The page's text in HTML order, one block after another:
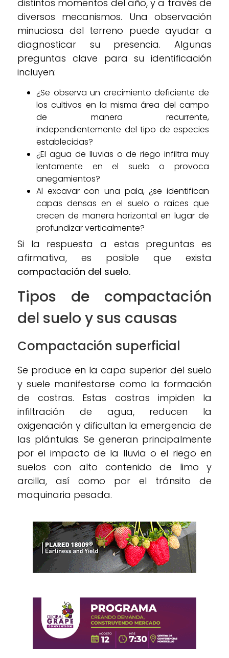
distintos momentos del año, y a través de
diversos mecanismos. Una observación
minuciosa del terreno puede ayudar a
diagnosticar su presencia. Algunas
preguntas clave para su identificación
incluyen:
¿Se observa un crecimiento deficiente de
los cultivos en la misma área del campo
de manera recurrente,
independientemente del tipo de especies
establecidas?
¿El agua de lluvias o de riego infiltra muy
lentamente en el suelo o provoca
anegamientos?
Al excavar con una pala, ¿se identifican
capas densas en el suelo o raíces que
crecen de manera horizontal en lugar de
profundizar verticalmente?
Si la respuesta a estas preguntas es
afirmativa, es posible que exista
compactación del suelo.
Tipos de compactación
del suelo y sus causas
Compactación superficial
Se produce en la capa superior del suelo
y suele manifestarse como la formación
de costras. Estas costras impiden la
infiltración de agua, reducen la
oxigenación y dificultan la emergencia de
las plántulas. Se generan principalmente
por el impacto de la lluvia o el riego en
suelos con alto contenido de limo y
arcilla, así como por el tránsito de
maquinaria pesada.